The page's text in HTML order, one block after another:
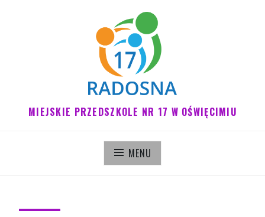
MIEJSKIE PRZEDSZKOLE NR 17 W OŚWIĘCIMIU
MENU